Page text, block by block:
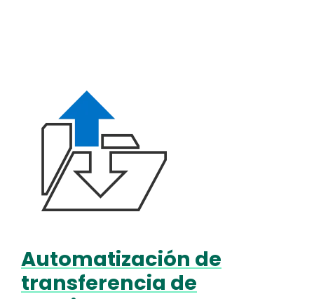
Text
Automatización de
transferencia de